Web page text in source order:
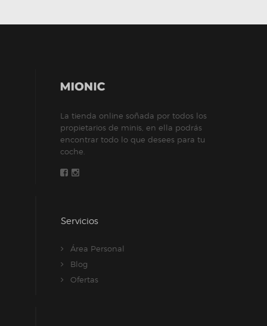
La tienda online soñada por todos los
propietarios de minis, en ella podrás
encontrar todo lo que desees para tu
coche.
Servicios
Área Personal
Blog
Ofertas